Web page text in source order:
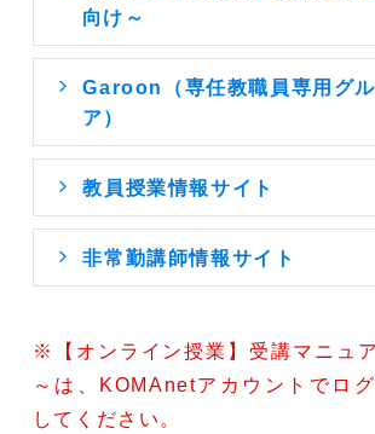
向け～
Garoon（専任教職員専用グ
ア）
教員授業情報サイト
非常勤講師情報サイト
※【オンライン授業】受講マニュ
～は、KOMAnetアカウントでロ
してください。